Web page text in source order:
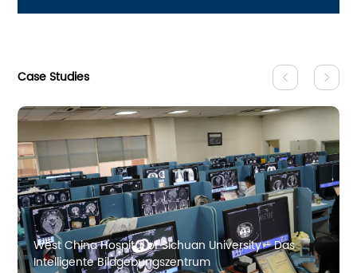
Case Studies
West China Hospital of Sichuan University - Das
Intelligente Bildgebungszentrum